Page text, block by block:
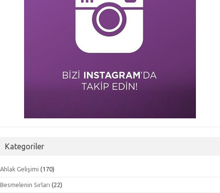
Kategoriler
Ahlak Gelişimi (170)
Besmelenin Sırları (22)